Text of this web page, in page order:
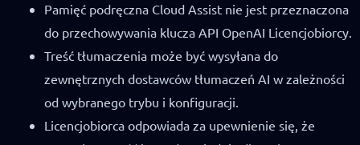
Pamięć podręczna Cloud Assist nie jest przeznaczona
do przechowywania klucza API OpenAI Licencjobiorcy.
Treść tłumaczenia może być wysyłana do
zewnętrznych dostawców tłumaczeń AI w zależności
od wybranego trybu i konfiguracji.
Licencjobiorca odpowiada za upewnienie się, że